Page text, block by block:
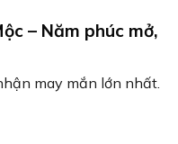
– Năm phúc mở,
may mắn lớn nhất.